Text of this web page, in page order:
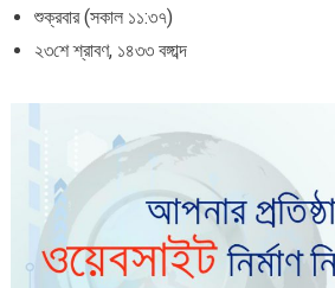
শুক্রবার (সকাল ১১:৩৭)
২৩শে শ্রাবণ, ১৪৩৩ বঙ্গাব্দ